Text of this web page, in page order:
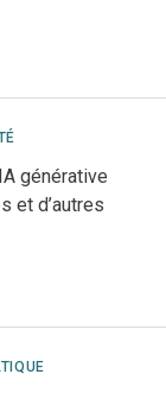
générative
et d’autres